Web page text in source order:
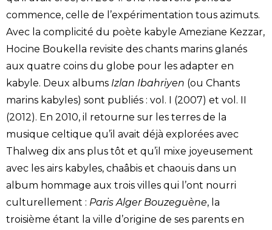
commence, celle de l’expérimentation tous azimuts.
Avec la complicité du poète kabyle Ameziane Kezzar,
Hocine Boukella revisite des chants marins glanés
aux quatre coins du globe pour les adapter en
kabyle. Deux albums Izlan Ibahriyen (ou Chants
marins kabyles) sont publiés : vol. I (2007) et vol. II
(2012). En 2010, il retourne sur les terres de la
musique celtique qu’il avait déjà explorées avec
Thalweg dix ans plus tôt et qu’il mixe joyeusement
avec les airs kabyles, chaâbis et chaouis dans un
album hommage aux trois villes qui l’ont nourri
culturellement : Paris Alger Bouzeguène, la
troisième étant la ville d’origine de ses parents en